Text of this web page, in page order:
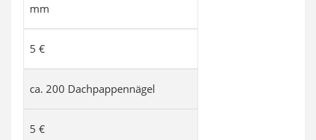
mm
5 €
ca. 200 Dachpappennägel
5 €